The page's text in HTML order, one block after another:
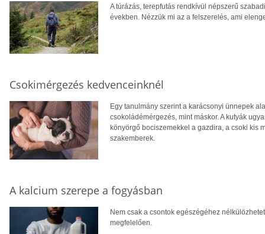
A túrázás, terepfutás rendkívül népszerű
években. Nézzük mi az a felszerelés, ami
Csokimérgezés kedvenceinknél
Egy tanulmány szerint a karácsonyi ünnepek
csokoládémérgezés, mint máskor. A kutyák
könyörgő bociszemekkel a gazdira, a csoki kis
szakemberek.
A kalcium szerepe a fogyásban
Nem csak a csontok egészégéhez
megfelelően.